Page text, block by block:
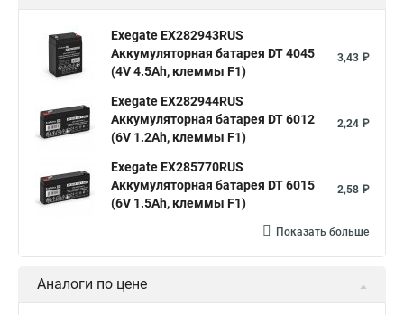
Exegate EX282943RUS
Аккумуляторная батарея DT 4045
(4V 4.5Ah, клеммы F1)
3,43 ₽
Exegate EX282944RUS
Аккумуляторная батарея DT 6012
(6V 1.2Ah, клеммы F1)
2,24 ₽
Exegate EX285770RUS
Аккумуляторная батарея DT 6015
(6V 1.5Ah, клеммы F1)
2,58 ₽
Показать больше
Аналоги по цене